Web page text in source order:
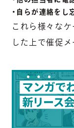
・自らが連絡をし
これら様々なケ
した上で催促